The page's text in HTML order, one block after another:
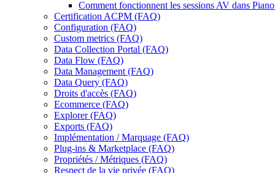
Comment fonctionnent les sessions AV dans
Certification ACPM (FAQ)
Configuration (FAQ)
Custom metrics (FAQ)
Data Collection Portal (FAQ)
Data Flow (FAQ)
Data Management (FAQ)
Data Query (FAQ)
Droits d'accès (FAQ)
Ecommerce (FAQ)
Explorer (FAQ)
Exports (FAQ)
Implémentation / Marquage (FAQ)
Plug-ins & Marketplace (FAQ)
Propriétés / Métriques (FAQ)
Respect de la vie privée (FAQ)